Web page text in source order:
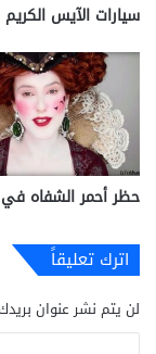
سيارات الآيس
حظر أحمر الشفاه في
اترك تعليقاً
لن يتم نشر عنوان